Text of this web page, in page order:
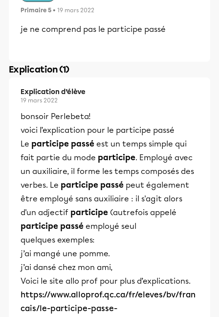
Primaire 5 • 19 mars 2022
je ne comprend pas le participe passé
Explication (1)
Explication d’élève
19 mars 2022
bonsoir Perlebeta!
voici l’explication pour le participe passé
Le participe passé est un temps simple qui
fait partie du mode participe. Employé avec
un auxiliaire, il forme les temps composés des
verbes. Le participe passé peut également
être employé sans auxiliaire : il s'agit alors
d'un adjectif participe (autrefois appelé
participe passé employé seul
quelques exemples:
j’ai mangé une pomme.
j’ai dansé chez mon ami,
Voici le site allo prof pour plus d’explications.
https://www.alloprof.qc.ca/fr/eleves/bv/fran
cais/le-participe-passe-